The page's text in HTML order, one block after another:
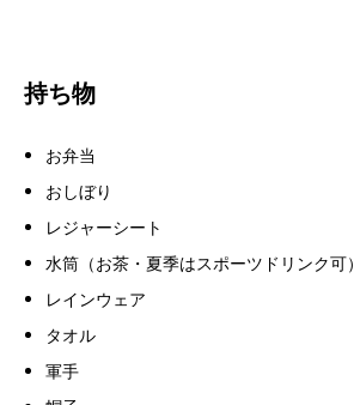
持ち物
お弁当
おしぼり
レジャーシート
水筒（お茶・夏季はスポーツドリンク可）
レインウェア
タオル
軍手